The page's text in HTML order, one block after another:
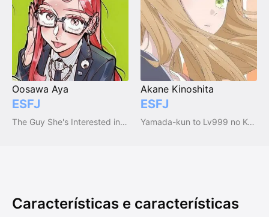
Oosawa Aya
ESFJ
The Guy She's Interested in Wasn't a Guy at All
Akane Kinoshita
ESFJ
Yamada-kun to Lv999 no Koi wo Suru
Características e características